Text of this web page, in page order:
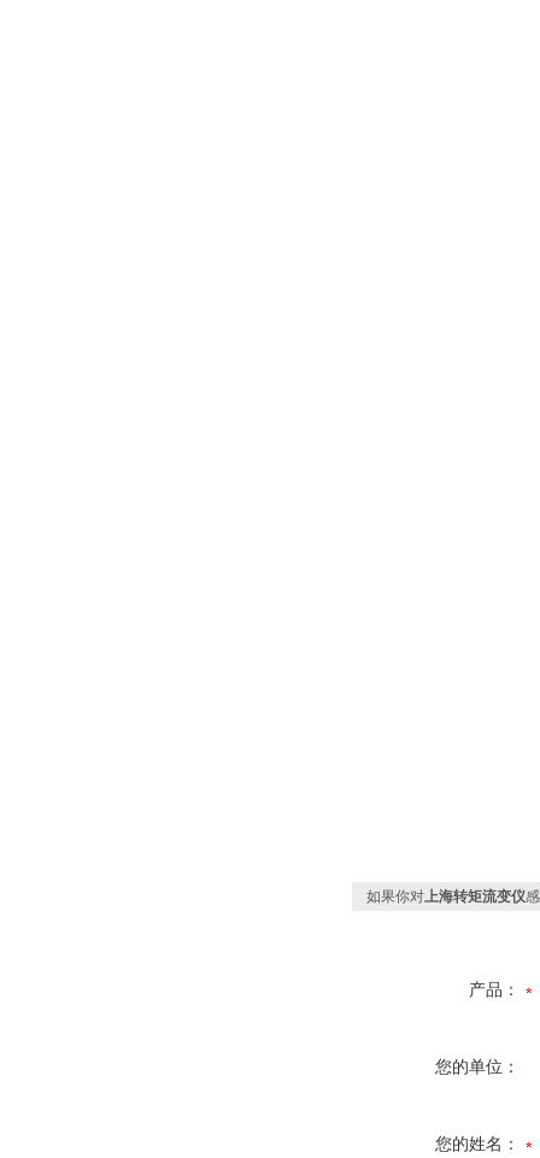
如果你对上海转矩流变仪
产品：
您的单位：
您的姓名：